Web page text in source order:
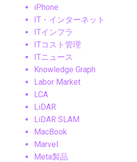
iPhone
IT・インターネット
ITインフラ
ITコスト管理
ITニュース
Knowledge Graph
Labor Market
LCA
LiDAR
LiDAR SLAM
MacBook
Marvel
Meta製品